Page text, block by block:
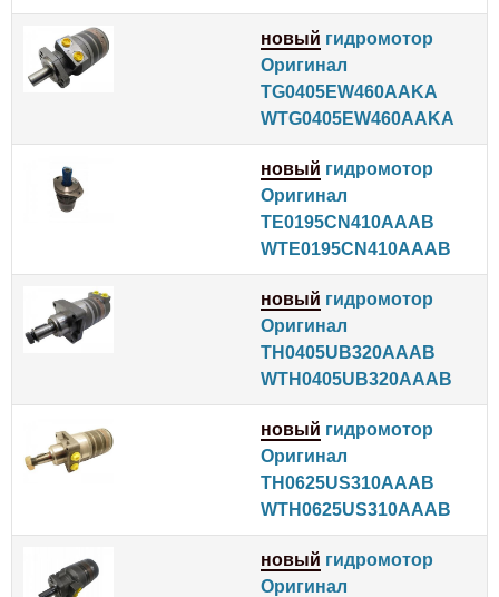
новый гидромотор
Оригинал
TG0405EW460AAKA
WTG0405EW460AAKA
новый гидромотор
Оригинал
TE0195CN410AAAB
WTE0195CN410AAAB
новый гидромотор
Оригинал
TH0405UB320AAAB
WTH0405UB320AAAB
новый гидромотор
Оригинал
TH0625US310AAAB
WTH0625US310AAAB
новый гидромотор
Оригинал